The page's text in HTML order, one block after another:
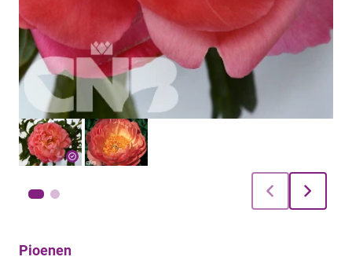
check_circle
chevron_leftVorigechevron_right
Pioenen